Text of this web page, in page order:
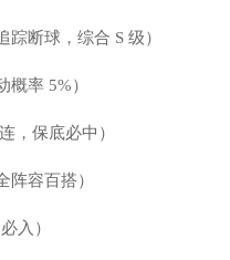
踪断球，综合 S 级）
概率 5%）
，保底必中）
阵容百搭）
入）